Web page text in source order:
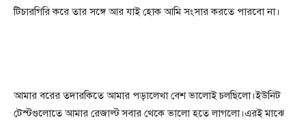
টিচারগিরি করে তার সঙ্গে আর যাই হোক আমি সংসার করতে পারবো না।
আমার বরের তদারকিতে আমার পড়ালেখা বেশ ভালোই চলছিলো।ইউনিট
টেস্টগুলোতে আমার রেজাল্ট সবার থেকে ভালো হতে লাগলো।এরই মাঝে